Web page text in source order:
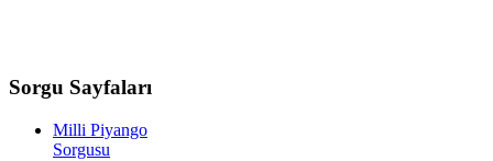
Sorgu Sayfaları
Milli Piyango
Sorgusu